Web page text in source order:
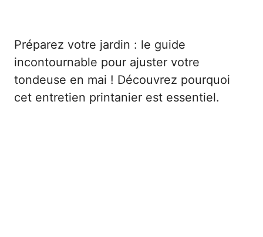
Préparez votre jardin : le guide
incontournable pour ajuster votre
tondeuse en mai ! Découvrez pourquoi
cet entretien printanier est essentiel.